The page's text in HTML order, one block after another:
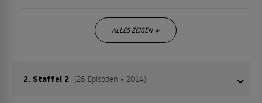
ALLES ZEIGEN ↓
2. Staffel 2 (26 Episoden • 2014)